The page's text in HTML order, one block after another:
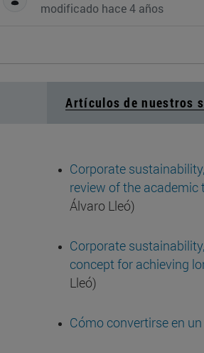
modificado hace 4 años
Artículos de nuestros
Corporate
review of the
Álvaro Lleó)
Corporate
concept for achieving
Lleó)
Cómo convertirse en